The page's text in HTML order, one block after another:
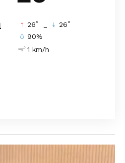
26° 26°
90%
1 km/h